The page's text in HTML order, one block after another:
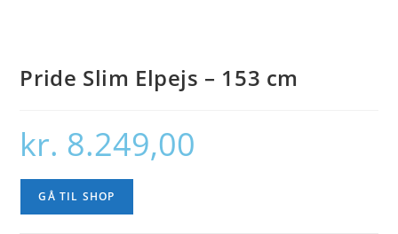
Pride Slim Elpejs – 153 cm
kr. 8.249,00
GÅ TIL SHOP